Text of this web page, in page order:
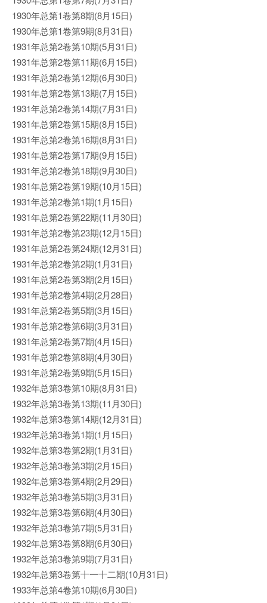
1930年总第1卷第8期(8月15日)
1930年总第1卷第9期(8月31日)
1931年总第2卷第10期(5月31日)
1931年总第2卷第11期(6月15日)
1931年总第2卷第12期(6月30日)
1931年总第2卷第13期(7月15日)
1931年总第2卷第14期(7月31日)
1931年总第2卷第15期(8月15日)
1931年总第2卷第16期(8月31日)
1931年总第2卷第17期(9月15日)
1931年总第2卷第18期(9月30日)
1931年总第2卷第19期(10月15日)
1931年总第2卷第1期(1月15日)
1931年总第2卷第22期(11月30日)
1931年总第2卷第23期(12月15日)
1931年总第2卷第24期(12月31日)
1931年总第2卷第2期(1月31日)
1931年总第2卷第3期(2月15日)
1931年总第2卷第4期(2月28日)
1931年总第2卷第5期(3月15日)
1931年总第2卷第6期(3月31日)
1931年总第2卷第7期(4月15日)
1931年总第2卷第8期(4月30日)
1931年总第2卷第9期(5月15日)
1932年总第3卷第10期(8月31日)
1932年总第3卷第13期(11月30日)
1932年总第3卷第14期(12月31日)
1932年总第3卷第1期(1月15日)
1932年总第3卷第2期(1月31日)
1932年总第3卷第3期(2月15日)
1932年总第3卷第4期(2月29日)
1932年总第3卷第5期(3月31日)
1932年总第3卷第6期(4月30日)
1932年总第3卷第7期(5月31日)
1932年总第3卷第8期(6月30日)
1932年总第3卷第9期(7月31日)
1932年总第3卷第十一十二期(10月31日)
1933年总第4卷第10期(6月30日)